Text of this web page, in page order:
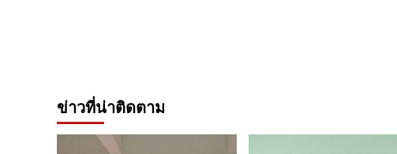
ข่าวที่น่าติดตาม